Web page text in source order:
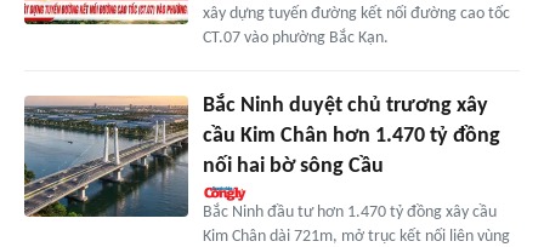
xây dựng tuyến đường kết nối đường cao tốc
CT.07 vào phường Bắc Kạn.
Bắc Ninh duyệt chủ trương xây
cầu Kim Chân hơn 1.470 tỷ đồng
nối hai bờ sông Cầu
Bắc Ninh đầu tư hơn 1.470 tỷ đồng xây cầu
Kim Chân dài 721m, mở trục kết nối liên vùng